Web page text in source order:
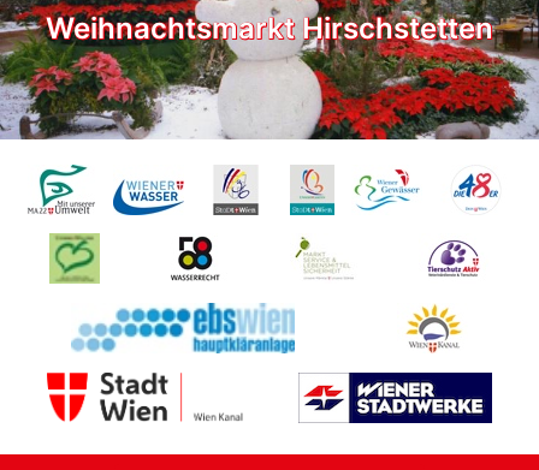
Weihnachtsmarkt Hirschstetten